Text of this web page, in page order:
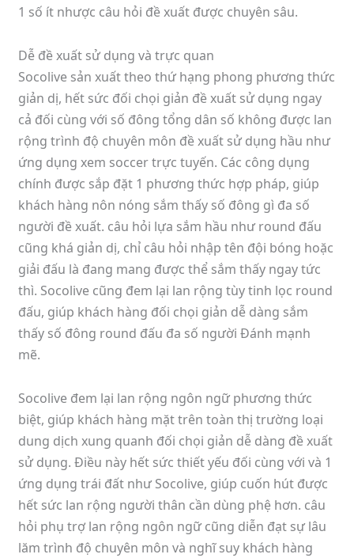
1 số ít nhược câu hỏi đề xuất được chuyên sâu.
Dễ đề xuất sử dụng và trực quan
Socolive sản xuất theo thứ hạng phong phương thức
giản dị, hết sức đối chọi giản đề xuất sử dụng ngay
cả đối cùng với số đông tổng dân số không được lan
rộng trình độ chuyên môn đề xuất sử dụng hầu như
ứng dụng xem soccer trực tuyến. Các công dụng
chính được sắp đặt 1 phương thức hợp pháp, giúp
khách hàng nôn nóng sắm thấy số đông gì đa số
người đề xuất. câu hỏi lựa sắm hầu như round đấu
cũng khá giản dị, chỉ câu hỏi nhập tên đội bóng hoặc
giải đấu là đang mang được thể sắm thấy ngay tức
thì. Socolive cũng đem lại lan rộng tùy tinh lọc round
đấu, giúp khách hàng đối chọi giản dễ dàng sắm
thấy số đông round đấu đa số người Đánh mạnh
mẽ.
Socolive đem lại lan rộng ngôn ngữ phương thức
biệt, giúp khách hàng mặt trên toàn thị trường loại
dung dịch xung quanh đối chọi giản dễ dàng đề xuất
sử dụng. Điều này hết sức thiết yếu đối cùng với và 1
ứng dụng trái đất như Socolive, giúp cuốn hút được
hết sức lan rộng người thân cần dùng phệ hơn. câu
hỏi phụ trợ lan rộng ngôn ngữ cũng diễn đạt sự lâu
lăm trình độ chuyên môn và nghĩ suy khách hàng